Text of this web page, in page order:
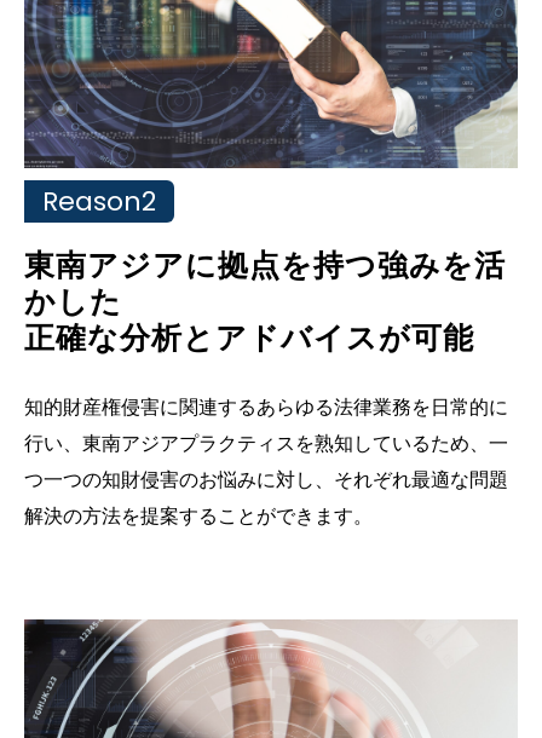
Reason2
東南アジアに拠点を持つ強みを活
かした
正確な分析とアドバイスが可能
知的財産権侵害に関連するあらゆる法律業務を日常的に
行い、東南アジアプラクティスを熟知しているため、一
つ一つの知財侵害のお悩みに対し、それぞれ最適な問題
解決の方法を提案することができます。